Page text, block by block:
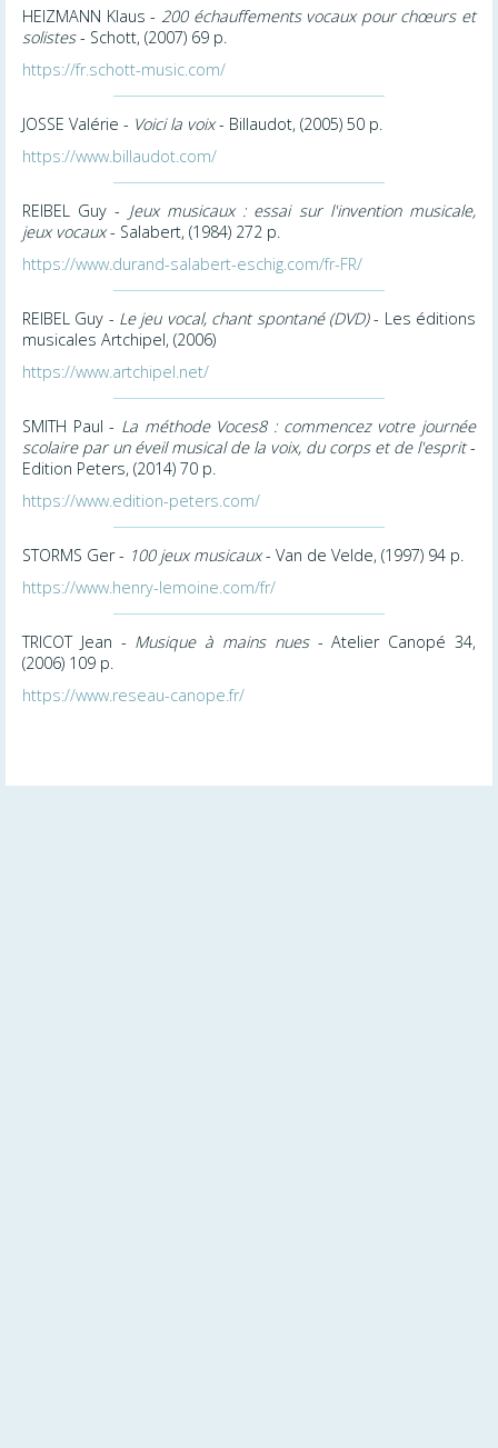
HEIZMANN Klaus - 200 échauffements vocaux pour chœurs et
solistes- Schott, (2007) 69 p.
https://fr.schott-music.com/
JOSSE Valérie - Voici la voix- Billaudot, (2005) 50 p.
https://www.billaudot.com/
REIBEL Guy - Jeux musicaux : essai sur l'invention musicale,
jeux vocaux- Salabert, (1984) 272 p.
https://www.durand-salabert-eschig.com/fr-FR/
REIBEL Guy - Le jeu vocal, chant spontané (DVD)- Les éditions
musicales Artchipel, (2006)
https://www.artchipel.net/
SMITH Paul - La méthode Voces8 : commencez votre journée
scolaire par un éveil musical de la voix, du corps et de l'esprit-
Edition Peters, (2014) 70 p.
https://www.edition-peters.com/
STORMS Ger - 100 jeux musicaux- Van de Velde, (1997) 94 p.
https://www.henry-lemoine.com/fr/
TRICOT Jean - Musique à mains nues- Atelier Canopé 34,
(2006) 109 p.
https://www.reseau-canope.fr/